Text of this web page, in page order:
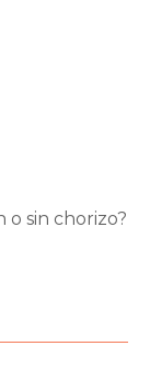
o sin chorizo?